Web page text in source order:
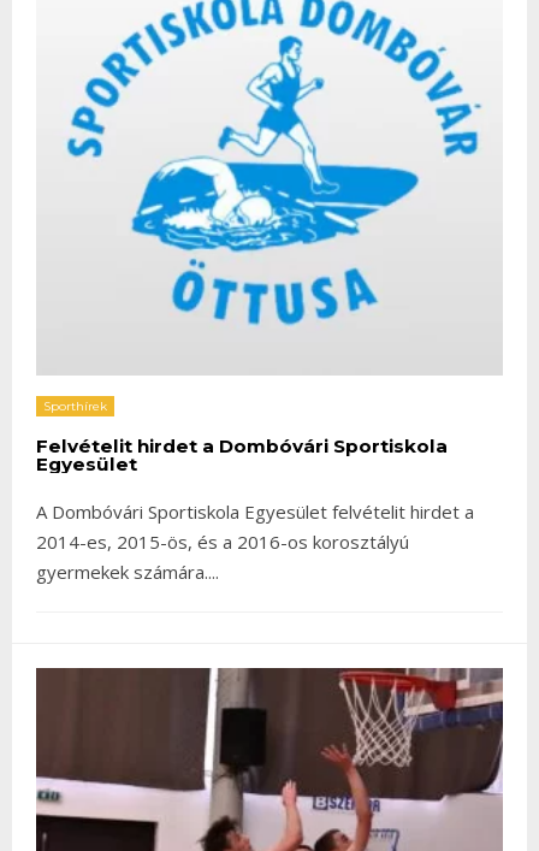
Sporthírek
Felvételit hirdet a Dombóvári Sportiskola
Egyesület
A Dombóvári Sportiskola Egyesület felvételit hirdet a
2014-es, 2015-ös, és a 2016-os korosztályú
gyermekek számára....